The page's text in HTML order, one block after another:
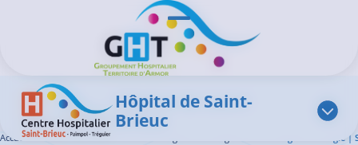
Ouvrir/Fermer le menu
Hôpital de Saint-
Brieuc
Accueil GHT>L'offre de soins Hématologie-Oncologie |
Panneau de gestion des cookies